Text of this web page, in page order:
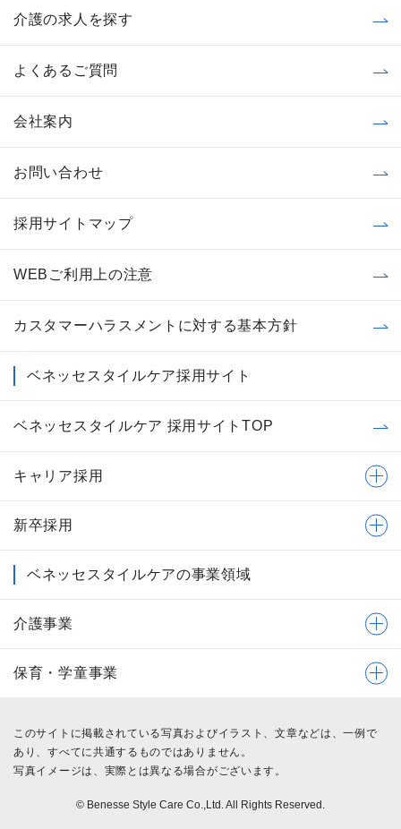
介護の求人を探す
よくあるご質問
会社案内
お問い合わせ
採用サイトマップ
WEBご利用上の注意
カスタマーハラスメントに対する基本方針
ベネッセスタイルケア採用サイト
ベネッセスタイルケア 採用サイトTOP
キャリア採用
新卒採用
ベネッセスタイルケアの事業領域
介護事業
保育・学童事業
このサイトに掲載されている写真およびイラスト、文章などは、一例で
あり、すべてに共通するものではありません。
写真イメージは、実際とは異なる場合がございます。
© Benesse Style Care Co.,Ltd. All Rights Reserved.